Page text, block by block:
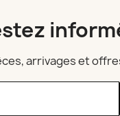
arrivages et